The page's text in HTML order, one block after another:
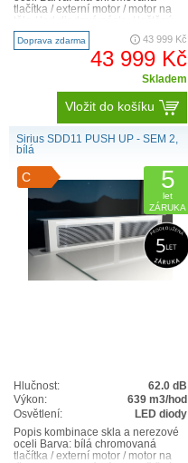
tlačítka / externí motor / motor na
nerezový ..
Doprava zdarma 43 999 Kč
43 999 Kč
Skladem
Vložit do košíku
Sirius SDD11 PUSH UP - SEM 2,
bílá
C 5
let
ZÁRUKA
Hlučnost:
62.0 dB
Výkon:
639 m3/hod
Osvětlení:
LED diody
Popis kombinace skla a nerezové
oceli Barva: bílá chromovaná
tlačítka / externí motor / motor na